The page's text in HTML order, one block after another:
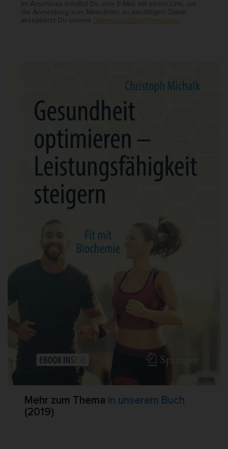
Im Anschluss erhältst Du eine E-Mail mit einem Link, um
die Anmeldung zum Newsletter zu bestätigen. Damit
akzeptierst Du unsere Datenschutzbestimmungen.
Mehr zum Thema in unserem Buch
(2019)